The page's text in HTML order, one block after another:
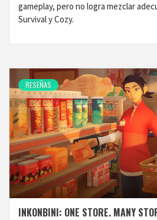
gameplay, pero no logra mezclar
Survival y Cozy.
RESEÑAS
INKONBINI: ONE STORE. MANY